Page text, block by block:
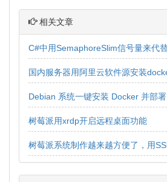
相关文章
C#中用SemaphoreSlim信号量来代
国内服务器用阿里云软件源安装
Debian 系统一键安装 Docker 并部
树莓派用xrdp开启远程桌面功能
树莓派系统制作越来越方便了，用
话，记得一定要买有独立供电的硬盘